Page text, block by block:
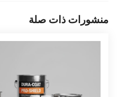
منشورات ذات صلة